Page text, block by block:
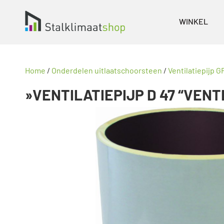
WINKEL
Home / Onderdelen uitlaatschoorsteen / Ventilatiepijp
»VENTILATIEPIJP D 47